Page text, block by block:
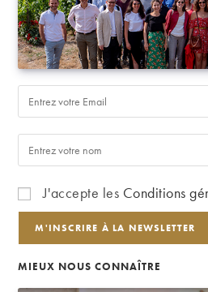
J'accepte les Conditions
MIEUX NOUS CONNAÎTRE